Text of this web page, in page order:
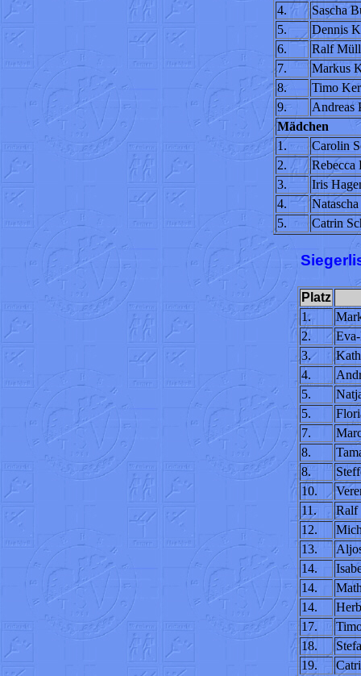
4.
Sascha
5.
Dennis
6.
Ralf
7.
Markus
8.
Timo
9.
Andreas
Mädchen
1.
Carolin
2.
Rebecca
3.
Iris
4.
5.
Catrin
Platz
1.
2.
3.
4.
5.
5.
7.
8.
8.
10.
11.
Ralf
12.
13.
14.
14.
14.
17.
18.
19.